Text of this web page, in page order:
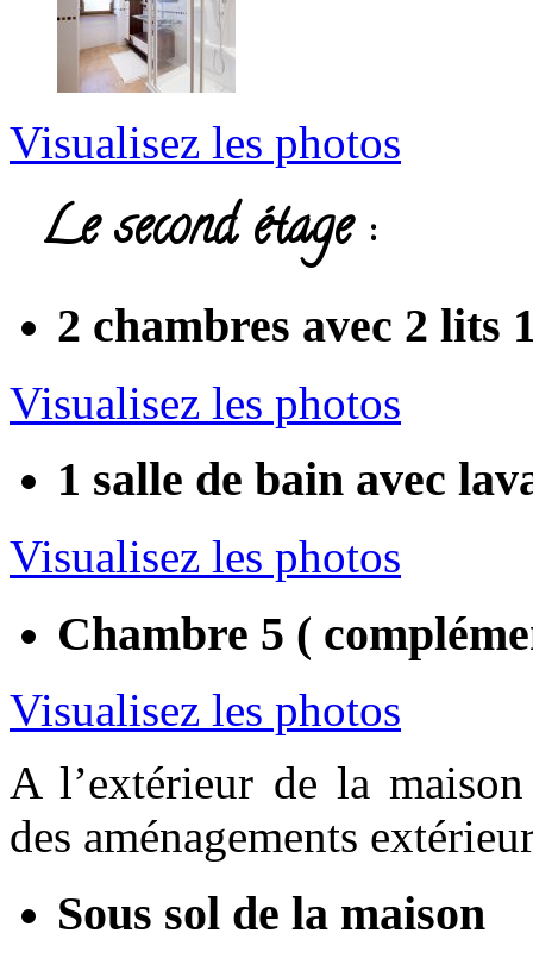
Visualisez les photos
Le second étage :
2 chambres avec 2 lits
Visualisez les photos
1 salle de bain avec
Visualisez les photos
Chambre 5 (
Visualisez les photos
A l’extérieur de la
des aménagements
Sous sol de la maison